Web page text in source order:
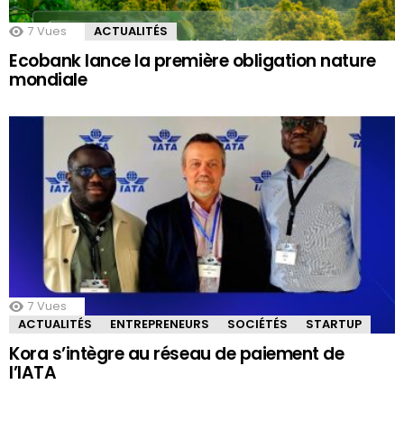
7 Vues ACTUALITÉS
Ecobank lance la première obligation nature
mondiale
7 Vues
ACTUALITÉS
ENTREPRENEURS SOCIÉTÉS STARTUP
Kora s’intègre au réseau de paiement de
l’IATA